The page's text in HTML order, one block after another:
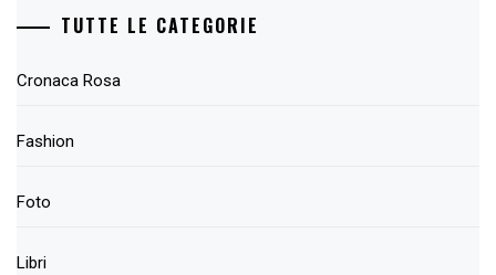
TUTTE LE CATEGORIE
Cronaca Rosa
Fashion
Foto
Libri